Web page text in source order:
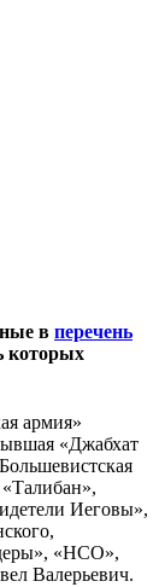
в перечень
которых
армия»
«Джабхат
Иеговы»,
«НСО»,
Валерьевич.